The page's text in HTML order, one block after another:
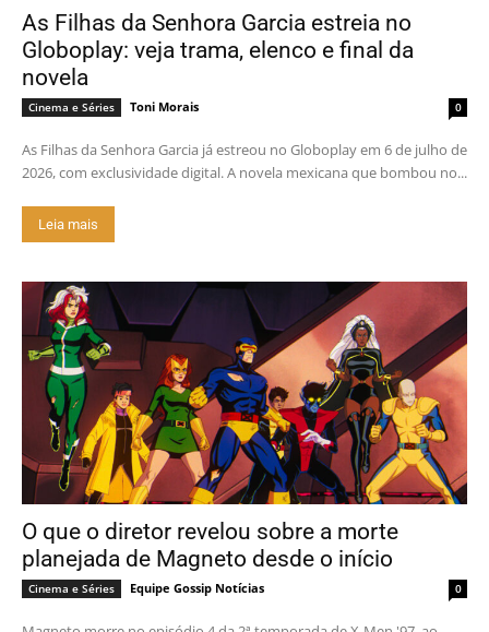
As Filhas da Senhora Garcia estreia no
Globoplay: veja trama, elenco e final da
novela
Cinema e Séries Toni Morais 0
As Filhas da Senhora Garcia já estreou no Globoplay em 6 de julho de
2026, com exclusividade digital. A novela mexicana que bombou no...
Leia mais
O que o diretor revelou sobre a morte
planejada de Magneto desde o início
Cinema e Séries Equipe Gossip Notícias 0